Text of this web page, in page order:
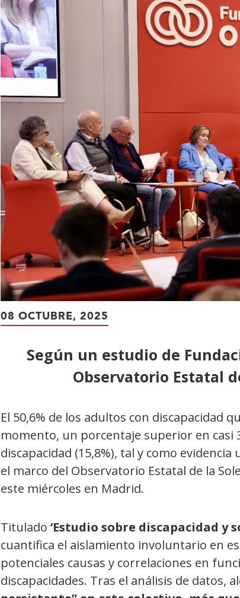
08 OCTUBRE, 2025
Según un estudio de
Observatorio Estatal
El 50,6% de los adultos con discapacidad
momento, un porcentaje superior en
discapacidad (15,8%), tal y como evidencia
el marco del Observatorio Estatal de la
este miércoles en Madrid.
Titulado ‘Estudio sobre discapacidad y
cuantifica el aislamiento involuntario en
potenciales causas y correlaciones en
discapacidades. Tras el análisis de datos,